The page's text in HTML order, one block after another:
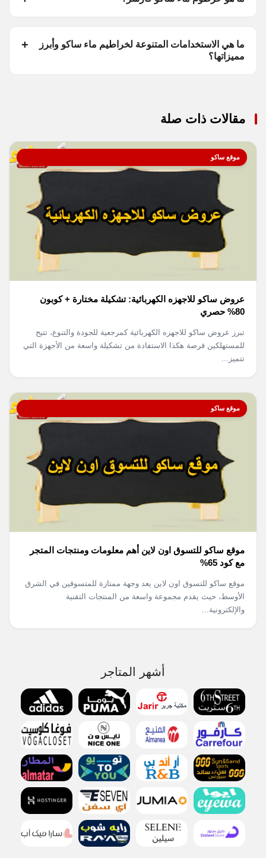
ما هي الاستخدامات المتنوعة لخراطيم ماء ساكو وأبرز
مميزاتها؟
مقالات ذات صلة
موقع ساكو
عروض ساكو للاجهزه الكهربائية: تشكيلة مختارة + كوبون
80% حصري
تبرز عروض ساكو للاجهزه الكهربائية كمرجعية للجودة والتنوع، تتيح
للمستهلكين فرصة هكذا الاستفادة من تشكيلة واسعة من الأجهزة التي
تتميز...
موقع ساكو
موقع ساكو للتسوق اون لاين أهم معلومات ومنتجات المتجر
مع كود 65%
موقع ساكو للتسوق اون لاين يعد وجهة ممتازة للمتسوقين في الشرق
الأوسط، حيث يقدم مجموعة واسعة من المنتجات التقنية
والإلكترونية...
أشهر المتاجر